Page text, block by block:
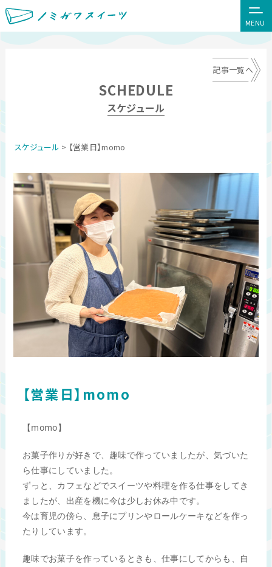
MENU
SCHEDULE
スケジュール
記事一覧へ
スケジュール > 【営業日】momo
【営業日】momo
【momo】
お菓子作りが好きで、趣味で作っていましたが、気づいた
ら仕事にしていました。
ずっと、カフェなどでスイーツや料理を作る仕事をしてき
ましたが、出産を機に今は少しお休み中です。
今は育児の傍ら、息子にプリンやロールケーキなどを作っ
たりしています。
趣味でお菓子を作っているときも、仕事にしてからも、自